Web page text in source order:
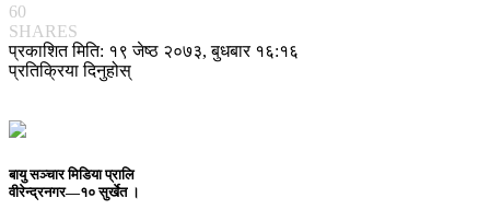
60
SHARES
प्रकाशित मिति: १९ जेष्ठ २०७३, बुधबार १६:१६
प्रतिक्रिया दिनुहोस्
बायु सञ्चार मिडिया प्रालि
वीरेन्द्रनगर—१० सुर्खेत ।